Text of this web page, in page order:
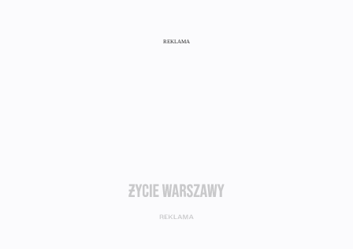
REKLAMA